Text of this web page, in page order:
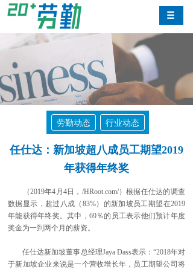
劳勤动态 行业动态
任仕达：新加坡超八成员工期望2019
年获得年终奖
（2019年4月4日，/HRoot.com/）根据任仕达的调查
数据显示，超过八成（83%）的新加坡员工期望在2019
年能获得年终奖。其中，69％的员工表示他们预计年度
奖金为一到两个月的薪资。
任仕达新加坡董事总经理Jaya Dass表示：“2018年对
于新加坡企业来说是一个营收增长年，员工期望公司将